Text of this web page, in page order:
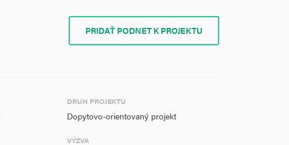
PRIDAŤ PODNET K PROJEKTU
DRUH PROJEKTU
Dopytovo-orientovaný projekt
VÝZVA